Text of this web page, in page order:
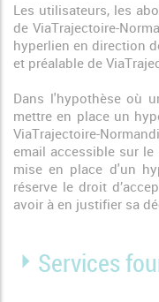
Les utilisateurs, les
de ViaTrajectoire-
hyperlien en direction
et préalable de
Dans l'hypothèse où
mettre en place un
ViaTrajectoire-
email accessible sur
mise en place d'un
réserve le droit
avoir à en justifier sa
Services